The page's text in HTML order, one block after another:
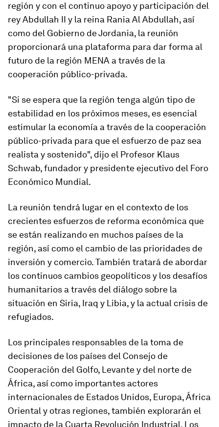
región y con el continuo apoyo y participación del
rey Abdullah II y la reina Rania Al Abdullah, así
como del Gobierno de Jordania, la reunión
proporcionará una plataforma para dar forma al
futuro de la región MENA a través de la
cooperación público-privada.
"Si se espera que la región tenga algún tipo de
estabilidad en los próximos meses, es esencial
estimular la economía a través de la cooperación
público-privada para que el esfuerzo de paz sea
realista y sostenido", dijo el Profesor Klaus
Schwab, fundador y presidente ejecutivo del Foro
Económico Mundial.
La reunión tendrá lugar en el contexto de los
crecientes esfuerzos de reforma económica que
se están realizando en muchos países de la
región, así como el cambio de las prioridades de
inversión y comercio. También tratará de abordar
los continuos cambios geopolíticos y los desafíos
humanitarios a través del diálogo sobre la
situación en Siria, Iraq y Libia, y la actual crisis de
refugiados.
Los principales responsables de la toma de
decisiones de los países del Consejo de
Cooperación del Golfo, Levante y del norte de
África, así como importantes actores
internacionales de Estados Unidos, Europa, África
Oriental y otras regiones, también explorarán el
impacto de la Cuarta Revolución Industrial. Los